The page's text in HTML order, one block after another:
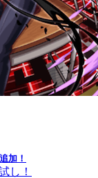
加！
し！